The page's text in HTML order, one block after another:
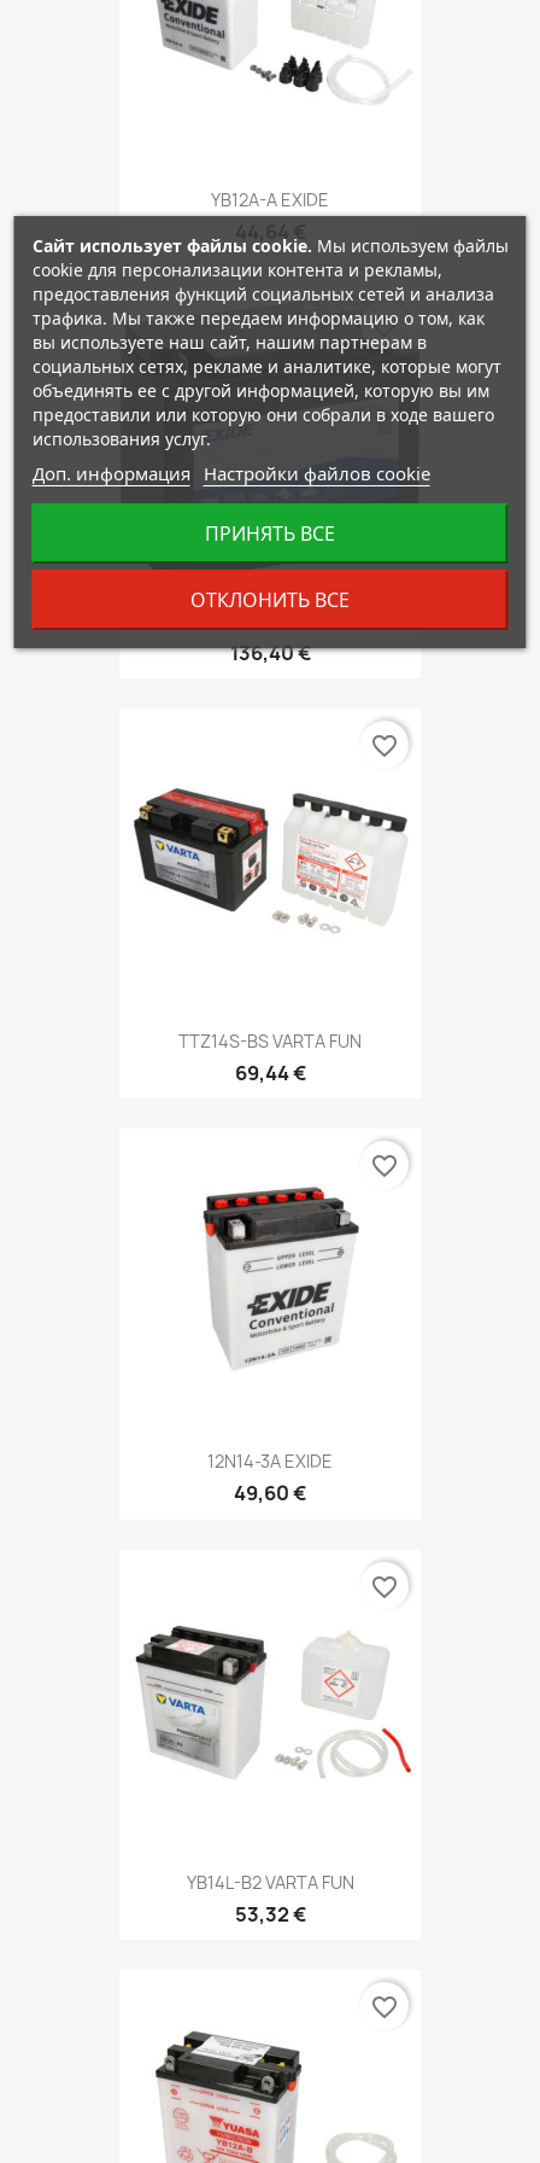
YB12A-A EXIDE
136,40 €
favorite_border
TTZ14S-BS VARTA FUN
69,44 €
favorite_border
12N14-3A EXIDE
49,60 €
favorite_border
YB14L-B2 VARTA FUN
53,32 €
favorite_border
favorite_border
Сайт использует файлы cookie. Мы используем файлы
cookie для персонализации контента и рекламы,
предоставления функций социальных сетей и анализа
трафика. Мы также передаем информацию о том, как
вы используете наш сайт, нашим партнерам в
социальных сетях, рекламе и аналитике, которые могут
объединять ее с другой информацией, которую вы им
предоставили или которую они собрали в ходе вашего
использования услуг.
Доп. информация Настройки файлов cookie
ОТКЛОНИТЬ ВСЕ
ПРИНЯТЬ ВСЕ